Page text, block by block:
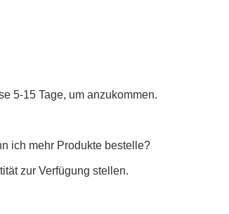
5-15 Tage, um anzukommen.
ich mehr Produkte bestelle?
zur Verfügung stellen.